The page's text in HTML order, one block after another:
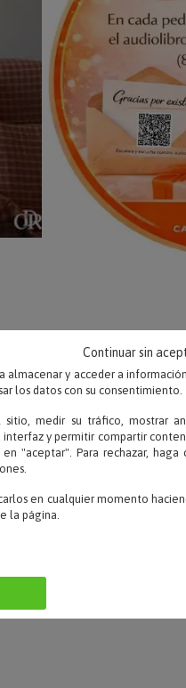
almacenar y acceder a
los datos con su consentimiento.
medir su tráfico, mostrar
interfaz y permitir compartir
"aceptar". Para rechazar, haga
en cualquier momento
la página.
Continuar sin